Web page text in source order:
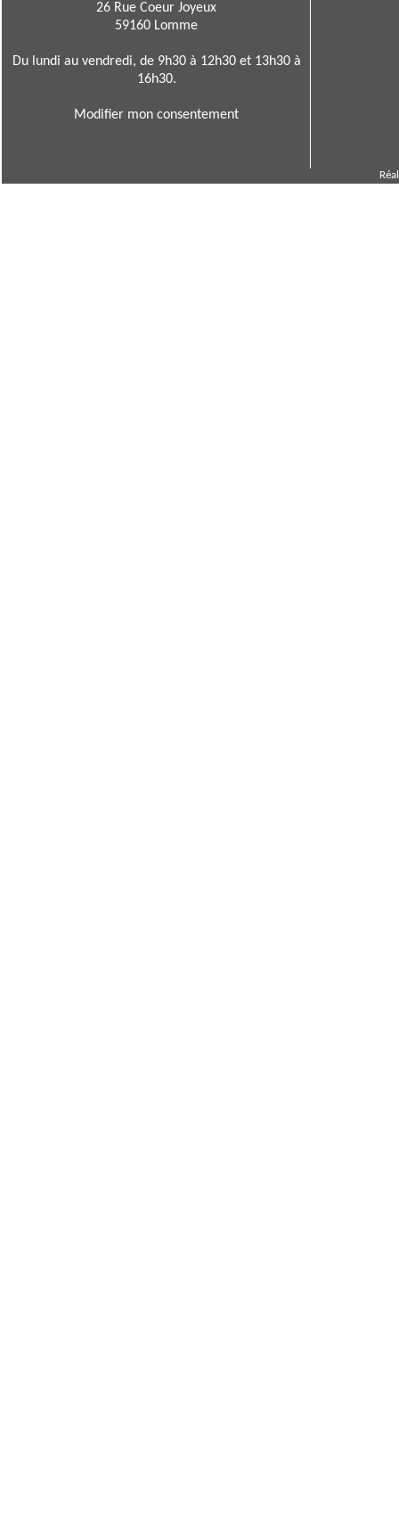
26 Rue Coeur Joyeux
59160 Lomme
Du lundi au vendredi, de 9h30 à 12h30 et 13h30 à
16h30.
Modifier mon consentement